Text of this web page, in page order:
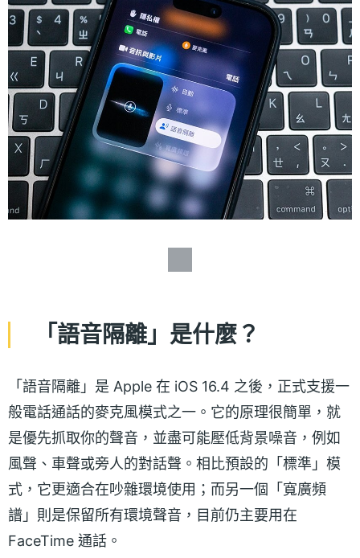
「語音隔離」是什麼？
「語音隔離」是 Apple 在 iOS 16.4 之後，正式支援一
般電話通話的麥克風模式之一。它的原理很簡單，就
是優先抓取你的聲音，並盡可能壓低背景噪音，例如
風聲、車聲或旁人的對話聲。相比預設的「標準」模
式，它更適合在吵雜環境使用；而另一個「寬廣頻
譜」則是保留所有環境聲音，目前仍主要用在
FaceTime 通話。